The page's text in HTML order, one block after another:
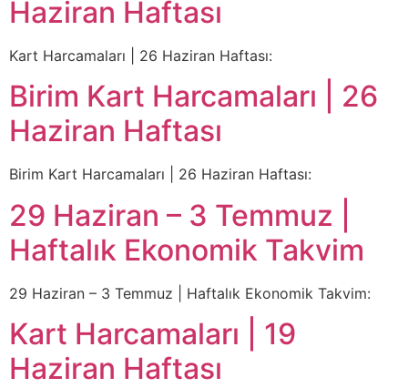
Haziran Haftası
Kart Harcamaları | 26 Haziran Haftası:
Birim Kart Harcamaları | 26
Haziran Haftası
Birim Kart Harcamaları | 26 Haziran Haftası:
29 Haziran – 3 Temmuz |
Haftalık Ekonomik Takvim
29 Haziran – 3 Temmuz | Haftalık Ekonomik Takvim:
Kart Harcamaları | 19
Haziran Haftası